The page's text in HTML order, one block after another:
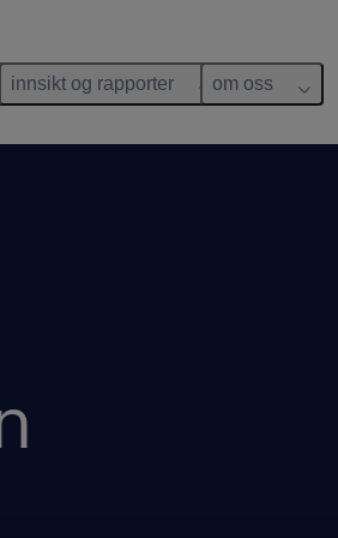
innsikt og rapporter om oss